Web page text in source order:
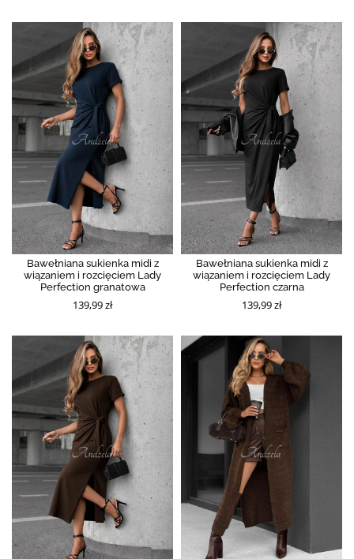
Bawełniana sukienka midi z
wiązaniem i rozcięciem Lady
Perfection granatowa
139,99 zł
Bawełniana sukienka midi z
wiązaniem i rozcięciem Lady
Perfection czarna
139,99 zł